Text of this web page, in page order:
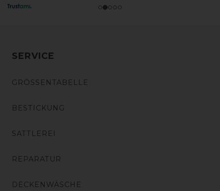
SERVICE
GRÖSSENTABELLE
BESTICKUNG
SATTLEREI
REPARATUR
DECKENWÄSCHE